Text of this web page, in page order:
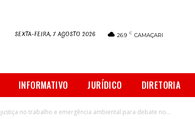
SEXTA-FEIRA, 7 AGOSTO 2026 26.9 C CAMAÇARI
INFORMATIVO JURÍDICO DIRETORIA
no trabalho e emergência ambiental para debate no...